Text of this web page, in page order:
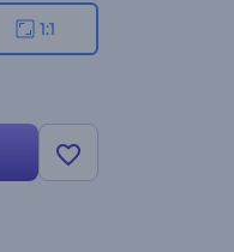
1:1